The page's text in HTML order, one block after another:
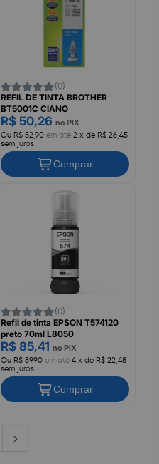
(0)
REFIL DE TINTA BROTHER
BT5001C CIANO
R$ 50,26 no PIX
Ou R$ 52,90em até 2 x de R$ 26,45
sem juros
Comprar
(0)
Refil de tinta EPSON T574120
preto 70ml L8050
R$ 85,41 no PIX
Ou R$ 89,90em até 4 x de R$ 22,48
sem juros
Comprar